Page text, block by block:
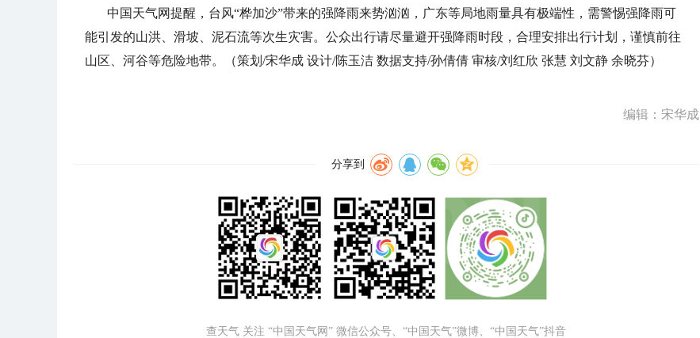
中国天气网提醒，台风“桦加沙”带来的强降雨来势汹汹，广东等局地雨量具有极端性，需警惕强降雨可
能引发的山洪、滑坡、泥石流等次生灾害。公众出行请尽量避开强降雨时段，合理安排出行计划，谨慎前往
山区、河谷等危险地带。（策划/宋华成 设计/陈玉洁 数据支持/孙倩倩 审核/刘红欣 张慧 刘文静 余晓芬）
编辑：宋华成
分享到
查天气 关注 “中国天气网” 微信公众号、“中国天气”微博、“中国天气”抖音